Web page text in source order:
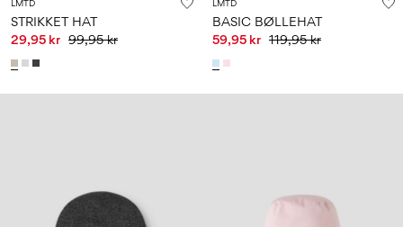
LMTD
STRIKKET HAT
29,95 kr 99,95 kr
LMTD
BASIC BØLLEHAT
59,95 kr 119,95 kr